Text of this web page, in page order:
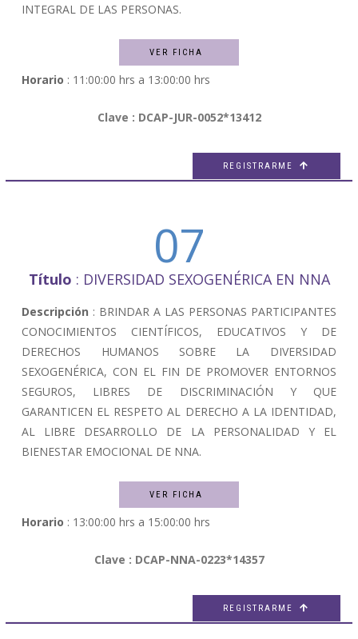
INTEGRAL DE LAS PERSONAS.
VER FICHA
Horario : 11:00:00 hrs a 13:00:00 hrs
Clave : DCAP-JUR-0052*13412
REGISTRARME 
07
Título : DIVERSIDAD SEXOGENÉRICA EN NNA
Descripción : BRINDAR A LAS PERSONAS PARTICIPANTES
CONOCIMIENTOS CIENTÍFICOS, EDUCATIVOS Y DE
DERECHOS HUMANOS SOBRE LA DIVERSIDAD
SEXOGENÉRICA, CON EL FIN DE PROMOVER ENTORNOS
SEGUROS, LIBRES DE DISCRIMINACIÓN Y QUE
GARANTICEN EL RESPETO AL DERECHO A LA IDENTIDAD,
AL LIBRE DESARROLLO DE LA PERSONALIDAD Y EL
BIENESTAR EMOCIONAL DE NNA.
VER FICHA
Horario : 13:00:00 hrs a 15:00:00 hrs
Clave : DCAP-NNA-0223*14357
REGISTRARME 